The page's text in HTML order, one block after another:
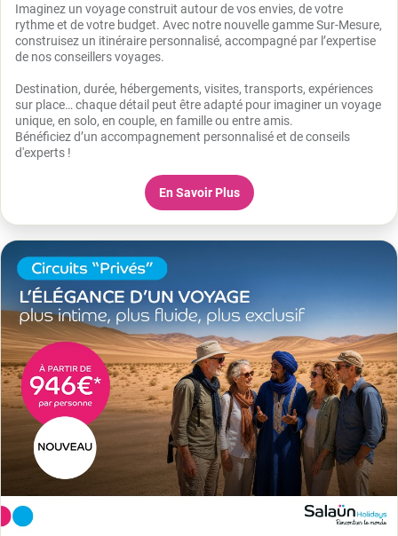
Imaginez un voyage construit autour de vos envies, de votre
rythme et de votre budget. Avec notre nouvelle gamme Sur-Mesure,
construisez un itinéraire personnalisé, accompagné par l’expertise
de nos conseillers voyages.
Destination, durée, hébergements, visites, transports, expériences
sur place… chaque détail peut être adapté pour imaginer un voyage
unique, en solo, en couple, en famille ou entre amis.
Bénéficiez d’un accompagnement personnalisé et de conseils
d'experts !
En Savoir Plus